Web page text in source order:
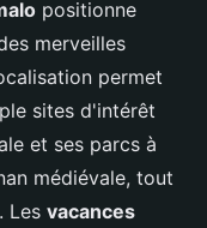
positionne
merveilles
permet
sites d'intérêt
et ses parcs à
médiévale, tout
Les vacances